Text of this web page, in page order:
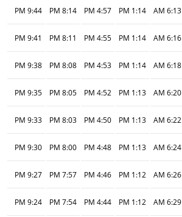
6:13 AM
1:14 PM
4:57 PM
8:14 PM
9:44 PM
6:16 AM
1:14 PM
4:55 PM
8:11 PM
9:41 PM
6:18 AM
1:14 PM
4:53 PM
8:08 PM
9:38 PM
6:20 AM
1:13 PM
4:52 PM
8:05 PM
9:35 PM
6:22 AM
1:13 PM
4:50 PM
8:03 PM
9:33 PM
6:24 AM
1:13 PM
4:48 PM
8:00 PM
9:30 PM
6:26 AM
1:12 PM
4:46 PM
7:57 PM
9:27 PM
6:29 AM
1:12 PM
4:44 PM
7:54 PM
9:24 PM